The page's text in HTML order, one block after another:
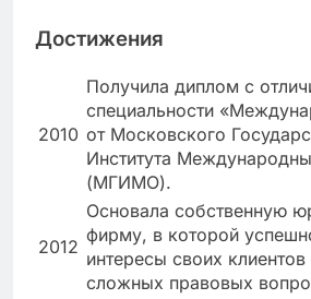
Достижения
2010
Получила диплом с
специальности
от Московского
Института
(МГИМО).
2012
Основала собственную
фирму, в которой
интересы своих
сложных правовых